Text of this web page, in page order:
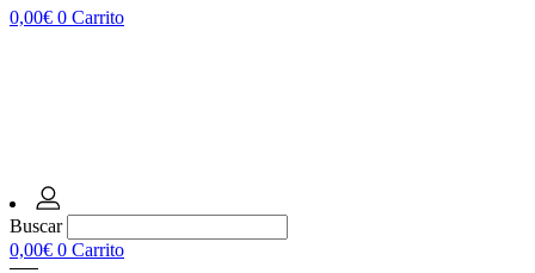
0,00€ 0 Carrito
Buscar
0,00€ 0 Carrito